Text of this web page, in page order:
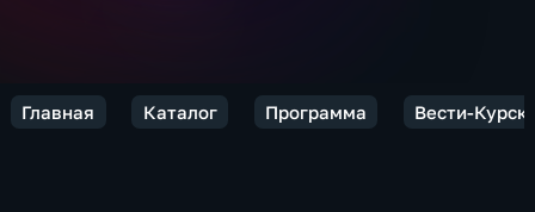
Главная Каталог Программа Вести-Курск